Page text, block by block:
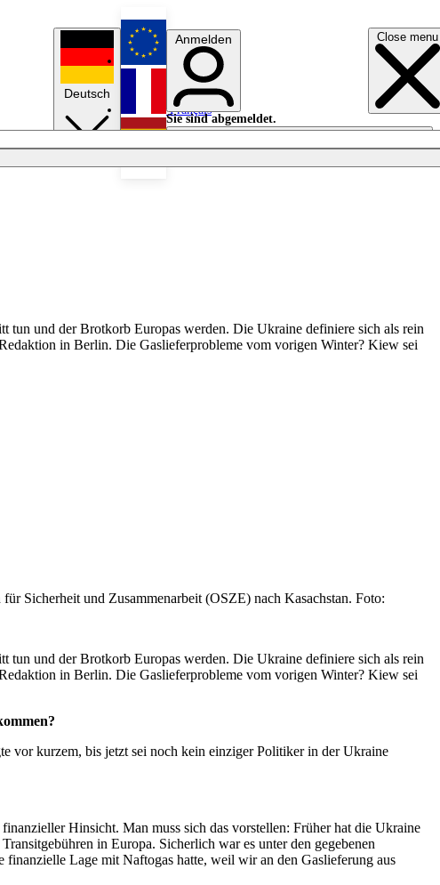
Close menu
Deutsch
English
Français
Anmelden
Sie sind abgemeldet.
Anmelden
Licht aus
und der Brotkorb Europas werden. Die Ukraine definiere sich als rein
in Berlin. Die Gaslieferprobleme vom vorigen Winter? Kiew sei
Sicherheit und Zusammenarbeit (OSZE) nach Kasachstan. Foto:
und der Brotkorb Europas werden. Die Ukraine definiere sich als rein
in Berlin. Die Gaslieferprobleme vom vorigen Winter? Kiew sei
vor kurzem, bis jetzt sei noch kein einziger Politiker in der Ukraine
Hinsicht. Man muss sich das vorstellen: Früher hat die Ukraine
in Europa. Sicherlich war es unter den gegebenen
finanzielle Lage mit Naftogas hatte, weil wir an den Gaslieferung aus